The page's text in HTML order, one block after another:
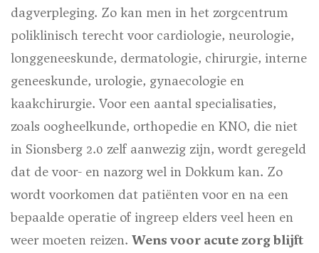
dagverpleging. Zo kan men in het zorgcentrum
poliklinisch terecht voor cardiologie, neurologie,
longgeneeskunde, dermatologie, chirurgie, interne
geneeskunde, urologie, gynaecologie en
kaakchirurgie. Voor een aantal specialisaties,
zoals oogheelkunde, orthopedie en KNO, die niet
in Sionsberg 2.0 zelf aanwezig zijn, wordt geregeld
dat de voor- en nazorg wel in Dokkum kan. Zo
wordt voorkomen dat patiënten voor en na een
bepaalde operatie of ingreep elders veel heen en
weer moeten reizen. Wens voor acute zorg blijft